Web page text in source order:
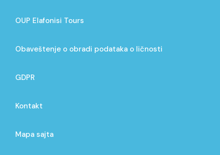
OUP Elafonisi Tours
Obaveštenje o obradi podataka o ličnosti
GDPR
Kontakt
Mapa sajta